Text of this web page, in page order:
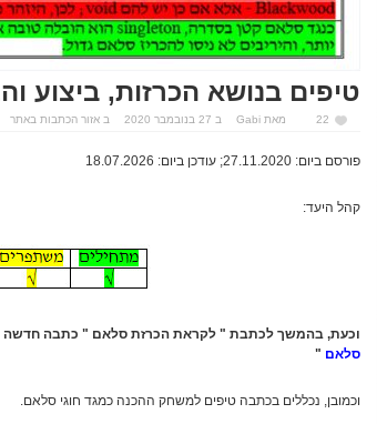
טיפים בנושא הכרזות, ביצוע
מאת Gabi ב 27 בנובמבר 2020 ב אזור הכתבות באתר 22
פורסם ביום: 27.11.2020; עודכן ביום: 18.07.2026
קהל היעד:
וכעת, בהמשך לכתבת " לקראת הכרזת סלאם " כתבה חדשה
סלאם "
וכמובן, נכללים בכתבה טיפים למשחק ההכנה כמגד חוגי סלאם.